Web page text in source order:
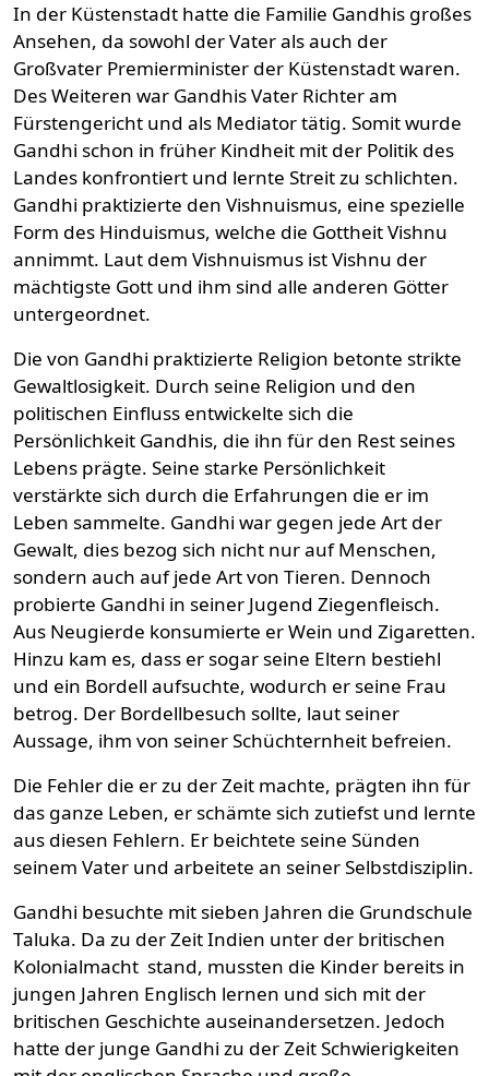
In der Küstenstadt hatte die Familie Gandhis großes
Ansehen, da sowohl der Vater als auch der
Großvater Premierminister der Küstenstadt waren.
Des Weiteren war Gandhis Vater Richter am
Fürstengericht und als Mediator tätig. Somit wurde
Gandhi schon in früher Kindheit mit der Politik des
Landes konfrontiert und lernte Streit zu schlichten.
Gandhi praktizierte den Vishnuismus, eine spezielle
Form des Hinduismus, welche die Gottheit Vishnu
annimmt. Laut dem Vishnuismus ist Vishnu der
mächtigste Gott und ihm sind alle anderen Götter
untergeordnet.
Die von Gandhi praktizierte Religion betonte strikte
Gewaltlosigkeit. Durch seine Religion und den
politischen Einfluss entwickelte sich die
Persönlichkeit Gandhis, die ihn für den Rest seines
Lebens prägte. Seine starke Persönlichkeit
verstärkte sich durch die Erfahrungen die er im
Leben sammelte. Gandhi war gegen jede Art der
Gewalt, dies bezog sich nicht nur auf Menschen,
sondern auch auf jede Art von Tieren. Dennoch
probierte Gandhi in seiner Jugend Ziegenfleisch.
Aus Neugierde konsumierte er Wein und Zigaretten.
Hinzu kam es, dass er sogar seine Eltern bestiehl
und ein Bordell aufsuchte, wodurch er seine Frau
betrog. Der Bordellbesuch sollte, laut seiner
Aussage, ihm von seiner Schüchternheit befreien.
Die Fehler die er zu der Zeit machte, prägten ihn für
das ganze Leben, er schämte sich zutiefst und lernte
aus diesen Fehlern. Er beichtete seine Sünden
seinem Vater und arbeitete an seiner Selbstdisziplin.
Gandhi besuchte mit sieben Jahren die Grundschule
Taluka. Da zu der Zeit Indien unter der britischen
Kolonialmacht stand, mussten die Kinder bereits in
jungen Jahren Englisch lernen und sich mit der
britischen Geschichte auseinandersetzen. Jedoch
hatte der junge Gandhi zu der Zeit Schwierigkeiten